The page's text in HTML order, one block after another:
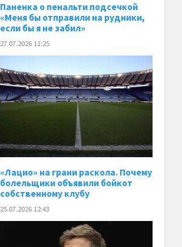
Паненка o пенальти подсечкой
«Меня бы отправили на рудники,
если бы я не забил»
27.07.2026 11:25
«Лацио» на грани раскола. Почему
болельщики объявили бойкот
собственному клубу
25.07.2026 12:43